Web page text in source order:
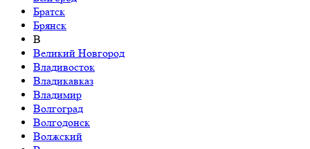
Братск
Брянск
В
Великий Новгород
Владивосток
Владикавказ
Владимир
Волгоград
Волгодонск
Волжский